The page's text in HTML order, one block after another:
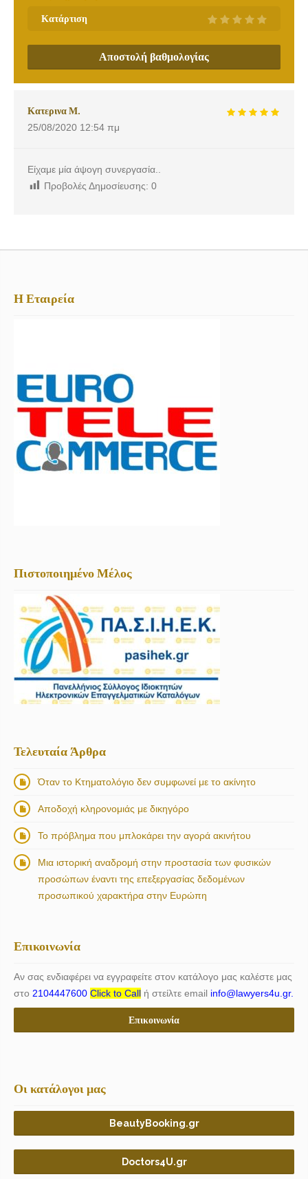
Κατάρτιση
Αποστολή βαθμολογίας
Κατερινα Μ.
25/08/2020 12:54 πμ
Είχαμε μία άψογη συνεργασία..
Προβολές Δημοσίευσης: 0
Η Εταιρεία
Πιστοποιημένο Μέλος
Τελευταία Άρθρα
Όταν το Κτηματολόγιο δεν συμφωνεί με το ακίνητο
Αποδοχή κληρονομιάς με δικηγόρο
Το πρόβλημα που μπλοκάρει την αγορά ακινήτου
Μια ιστορική αναδρομή στην προστασία των φυσικών
προσώπων έναντι της επεξεργασίας δεδομένων
προσωπικού χαρακτήρα στην Ευρώπη
Επικοινωνία
Αν σας ενδιαφέρει να εγγραφείτε στον κατάλογο μας καλέστε μας
στο 2104447600 Click to Call ή στείλτε email info@lawyers4u.gr.
Επικοινωνία
Οι κατάλογοι μας
BeautyBooking.gr
Doctors4U.gr